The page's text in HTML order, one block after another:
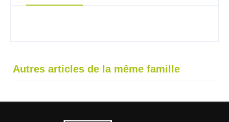
Autres articles de la même famille